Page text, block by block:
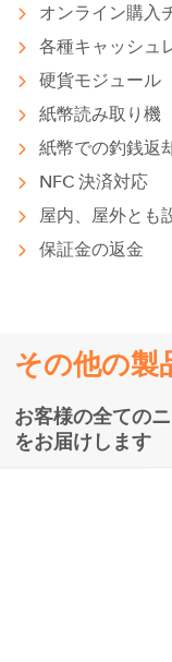
オンライン購入
各種キャッシュ
硬貨モジュール
紙幣読み取り機
紙幣での釣銭返
NFC 決済対応
屋内、屋外とも
保証金の返金
その他の製
お客様の全ての
をお届けします